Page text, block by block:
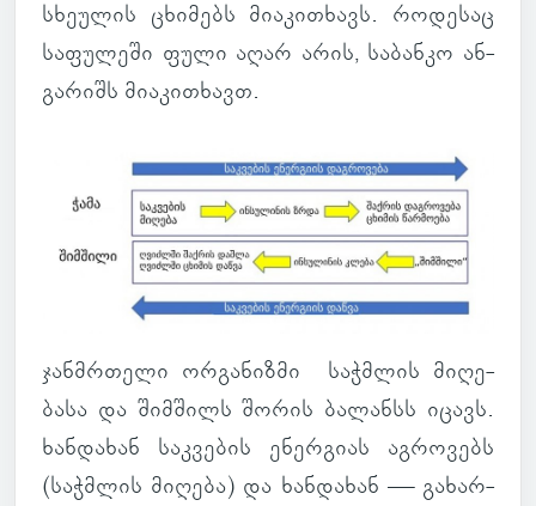
სხე­უ­ლის ცხი­მებს მი­ა­კი­თხავს. რო­დე­საც
სა­ფუ­ლეში ფული აღარ არის, სა­ბანკო ან­
გა­რიშს მი­ა­კი­თხავთ.
ჯან­მრთელი ორ­გა­ნიზმი საჭ­მლის მი­ღე­
ბასა და შიმ­შილს შორის ბა­ლანსს იცავს.
ხან­და­ხან საკ­ვე­ბის ენერ­გიას აგ­რო­ვებს
(საჭ­მლის მი­ღება) და ხან­და­ხან — გა­ხარ­